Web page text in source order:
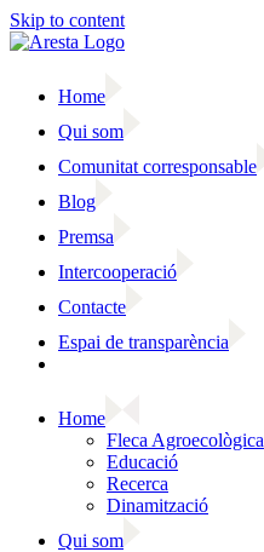
Skip to content
Home
Qui som
Comunitat corresponsable
Blog
Premsa
Intercooperació
Contacte
Espai de transparència
Home
Fleca Agroecològica
Educació
Recerca
Dinamització
Qui som